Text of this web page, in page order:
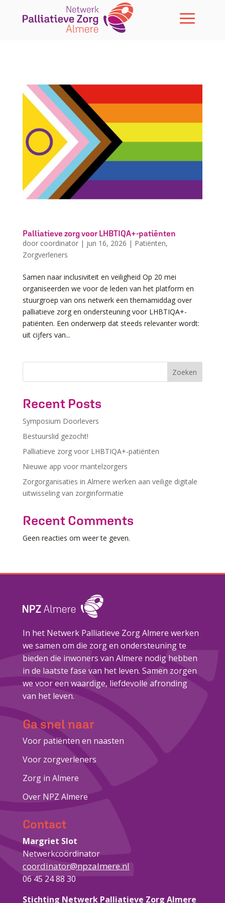
Skip To Content
Palliatieve zorg voor LHBTIQA+-patiënten
door coordinator| jun 16, 2026 | Patiënten,
Zorgverleners
Samen naar inclusiviteit en veiligheid Op 20 mei
organiseerden we voor de leden van het platform en
stuurgroep van ons netwerk een themamiddag over
palliatieve zorg en ondersteuning voor LHBTIQA+-
patiënten. Een onderwerp dat steeds relevanter wordt:
uit cijfers van...
k
n
Zoeken
Recent Posts
Symposium Doorlevers
Bestuurslid gezocht!
Palliatieve zorg voor LHBTIQA+-patiënten
Nieuwe app voor mantelzorgers
Zorgorganisaties in Almere werken aan veilige digitale
uitwisseling van zorginformatie
Recent Comments
Geen reacties om weer te geven.
In het Netwerk Palliatieve Zorg Almere werken
we samen om die zorg en ondersteuning te
bieden die inwoners van Almere nodig hebben
in de laatste fase van het leven. Samen zorgen
we voor een waardige, liefdevolle afronding
van het leven.
Ga snel naar
Voor patiënten en naasten
Voor zorgverleners
Zorg in Almere
Over NPZ Almere
Contact
Margriet Slot
Netwerkcoördinator
coordinator@npzalmere.nl
06 45 24 88 30
Stichting Netwerk Palliatieve Zorg Almere